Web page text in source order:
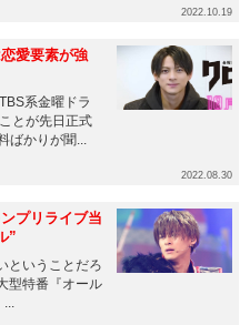
2022.10.19
愛要素が強
系金曜ドラ
とが先日正式
ばかりが聞...
2022.08.30
プリライブ当
”
ということだろ
型特番『オール